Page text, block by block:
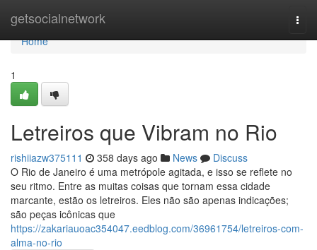
getsocialnetwork
Home
Home
1
Letreiros que Vibram no Rio
rishiiazw375111 358 days ago News
Discuss
O Rio de Janeiro é uma metrópole agitada, e isso se reflete no
seu ritmo. Entre as muitas coisas que tornam essa cidade
marcante, estão os letreiros. Eles não são apenas indicações;
são peças icônicas que
https://zakariauoac354047.eedblog.com/36961754/letreiros-com-
alma-no-rio